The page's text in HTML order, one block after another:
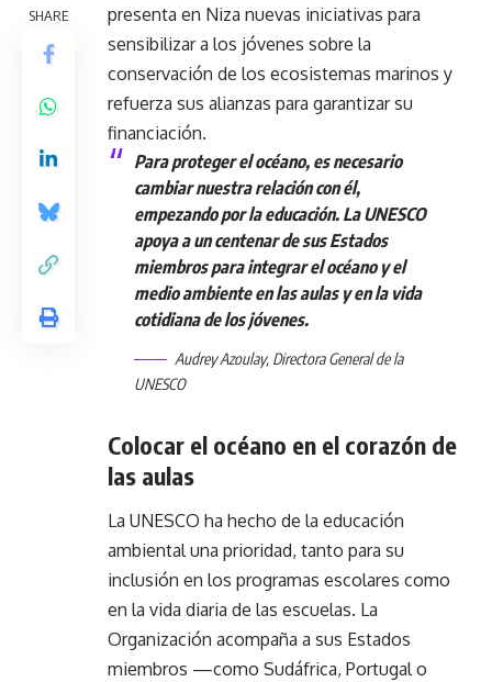
SHARE
presenta en Niza nuevas iniciativas para
sensibilizar a los jóvenes sobre la
conservación de los ecosistemas marinos y
refuerza sus alianzas para garantizar su
financiación.
Para proteger el océano, es necesario
cambiar nuestra relación con él,
empezando por la educación. La UNESCO
apoya a un centenar de sus Estados
miembros para integrar el océano y el
medio ambiente en las aulas y en la vida
cotidiana de los jóvenes.
Audrey Azoulay, Directora General de la
UNESCO
Colocar el océano en el corazón de
las aulas
La UNESCO ha hecho de la educación
ambiental una prioridad, tanto para su
inclusión en los programas escolares como
en la vida diaria de las escuelas. La
Organización acompaña a sus Estados
miembros —como Sudáfrica, Portugal o